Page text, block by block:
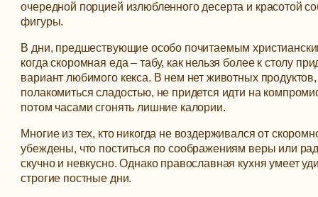
очередной порцией излюбленного десерта и красотой
фигуры.
В дни, предшествующие особо почитаемым
когда скоромная еда – табу, как нельзя более к столу
вариант любимого кекса. В нем нет животных продуктов,
полакомиться сладостью, не придется идти на
потом часами сгонять лишние калории.
Многие из тех, кто никогда не воздерживался от
убеждены, что поститься по соображениям веры или
скучно и невкусно. Однако православная кухня умеет
строгие постные дни.